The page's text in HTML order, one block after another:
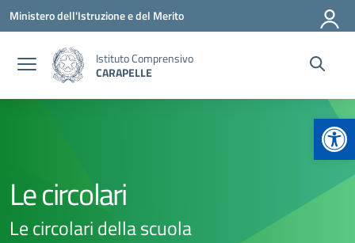
Vai ai contenuti
Vai al menu di navigazione
Vai al footer
Ministero dell'Istruzione e del Merito
Istituto Comprensivo
CARAPELLE
Le circolari
Le circolari della scuola